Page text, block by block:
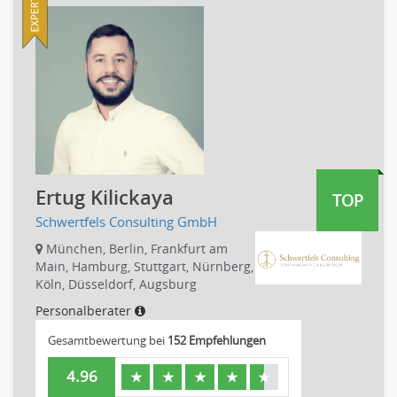
PR, Unternehmenskommunikation
Produktmanagement
Strategisches Marketing
Vertriebsmarketing
Human Resources
Personal Leitung, Teamleitung
rec2rec
Recruiting, Personalmarketing
Referent
Anwaltschaft
Justiziariat, Rechtsabteilung
Notar-, Justizfachangestellter, Anwaltsfachgehilfe
Notariat
Richter, Justizbeamte
Analyst
Anlageberatung, Vermögensberatung
Asset-/Fonds-Management
Personaldienstleistungen
Pharmaindustrie
Telekommunikation
Textilien & Bekleidung
Transport & Logistik
Unternehmensberatung
Naturwissenschaften & Forschung
TOP
Ertug Kilickaya
Schwertfels Consulting GmbH
München, Berlin, Frankfurt am
Main, Hamburg, Stuttgart, Nürnberg,
Köln, Düsseldorf, Augsburg
Personalberater
Gesamtbewertung bei 152 Empfehlungen
4.96 ★ ★ ★ ★ ★